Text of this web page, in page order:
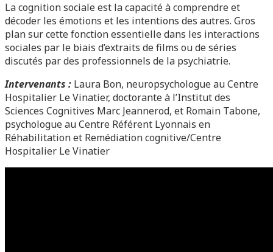
La cognition sociale est la capacité à comprendre et
décoder les émotions et les intentions des autres. Gros
plan sur cette fonction essentielle dans les interactions
sociales par le biais d’extraits de films ou de séries
discutés par des professionnels de la psychiatrie.
Intervenants : Laura Bon, neuropsychologue au Centre
Hospitalier Le Vinatier, doctorante à l’Institut des
Sciences Cognitives Marc Jeannerod, et Romain Tabone,
psychologue au Centre Référent Lyonnais en
Réhabilitation et Remédiation cognitive/Centre
Hospitalier Le Vinatier